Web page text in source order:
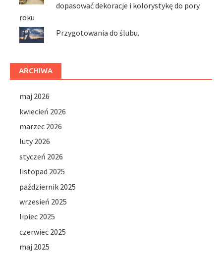
dopasować dekoracje i kolorystykę do pory
roku
Przygotowania do ślubu.
ARCHIWA
maj 2026
kwiecień 2026
marzec 2026
luty 2026
styczeń 2026
listopad 2025
październik 2025
wrzesień 2025
lipiec 2025
czerwiec 2025
maj 2025